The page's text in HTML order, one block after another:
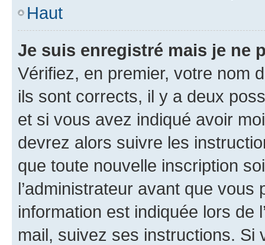
Haut
Je suis enregistré mais je ne
Vérifiez, en premier, votre nom
ils sont corrects, il y a deux
et si vous avez indiqué avoir
devrez alors suivre les
que toute nouvelle inscription
l’administrateur avant que
information est indiquée lors de
mail, suivez ses instructions. Si